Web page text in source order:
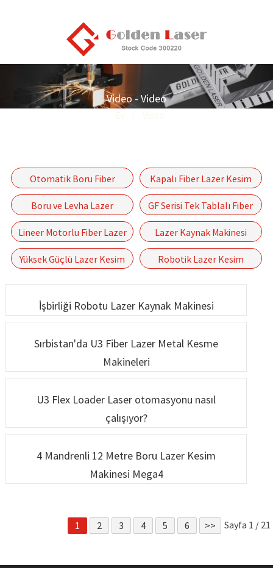
Video - Video
Otomatik Boru Fiber
Lazer Kesme Makinesi P-
(A) Serisi
Kapalı Fiber Lazer Kesim
Makinesi
Boru ve Levha Lazer
Kesim Makinesi
GF Serisi Tek Tablalı Fiber
Lazer Kesim Makinesi
Lineer Motorlu Fiber Lazer
Kesim Makinesi-GF-6060
Lazer Kaynak Makinesi
Yüksek Güçlü Lazer Kesim
Robotik Lazer Kesim
İşbirliği Robotu Lazer Kaynak Makinesi
Sırbistan'da U3 Fiber Lazer Metal Kesme
Makineleri
U3 Flex Loader Laser otomasyonu nasıl
çalışıyor?
4 Mandrenli 12 Metre Boru Lazer Kesim
Makinesi Mega4
1 2 3 4 5 6 >> Sayfa 1 / 21